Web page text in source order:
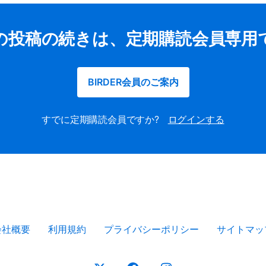
投稿の続きは、定期購読会員専用
BIRDER会員のご案内
すでに定期購読会員ですか? ログインする
概要 利用規約 プライバシーポリシー サイトマ